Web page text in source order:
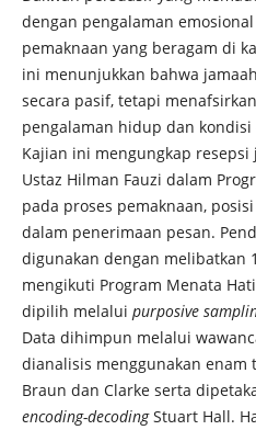
dengan pengalaman
pemaknaan yang beragam di
ini menunjukkan bahwa
secara pasif, tetapi
pengalaman hidup dan
Kajian ini mengungkap
Ustaz Hilman Fauzi dalam
pada proses pemaknaan, posisi
dalam penerimaan pesan.
digunakan dengan melibatkan
mengikuti Program Menata
dipilih melalui purposive
Data dihimpun melalui
dianalisis menggunakan enam
Braun dan Clarke serta
encoding-decodingStuart Hall.